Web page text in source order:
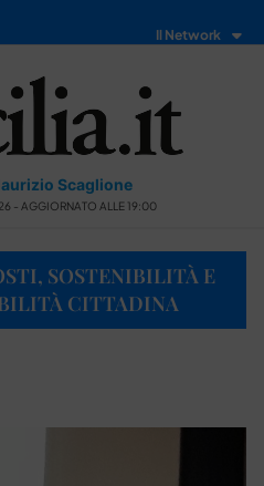
Il Network
Scaglione
- AGGIORNATO ALLE 19:00
SOSTENIBILITÀ E
CITTADINA